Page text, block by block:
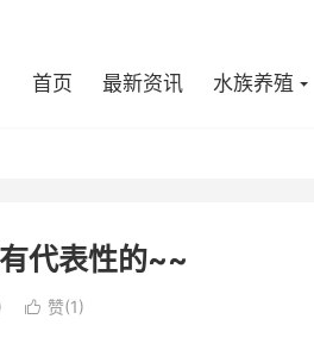
首页 最新资讯 水族养殖
代表性的~~
 赞(1)